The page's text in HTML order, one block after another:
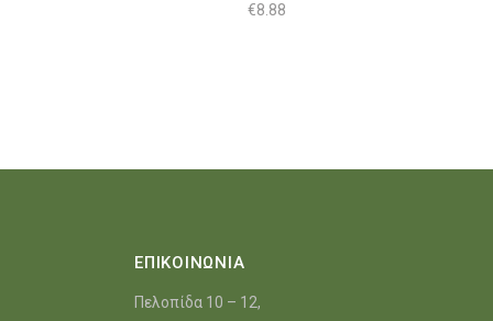
€8.88
ΕΠΙΚΟΙΝΩΝΙΑ
Πελοπίδα 10 – 12,